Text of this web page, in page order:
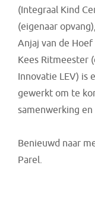
(Integraal Kind
(eigenaar
Anjaj van de
Kees Ritmeester
Innovatie LEV) is
gewerkt om te
samenwerking en
Benieuwd naar
Parel.